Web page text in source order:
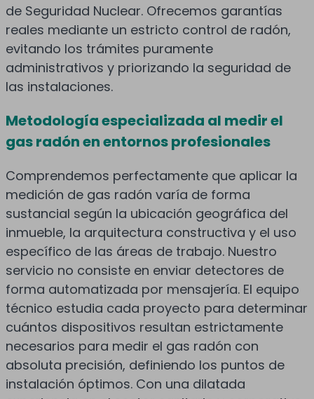
de Seguridad Nuclear. Ofrecemos garantías
reales mediante un estricto control de radón,
evitando los trámites puramente
administrativos y priorizando la seguridad de
las instalaciones.
Metodología especializada al medir el
gas radón en entornos profesionales
Comprendemos perfectamente que aplicar la
medición de gas radón varía de forma
sustancial según la ubicación geográfica del
inmueble, la arquitectura constructiva y el uso
específico de las áreas de trabajo. Nuestro
servicio no consiste en enviar detectores de
forma automatizada por mensajería. El equipo
técnico estudia cada proyecto para determinar
cuántos dispositivos resultan estrictamente
necesarios para medir el gas radón con
absoluta precisión, definiendo los puntos de
instalación óptimos. Con una dilatada